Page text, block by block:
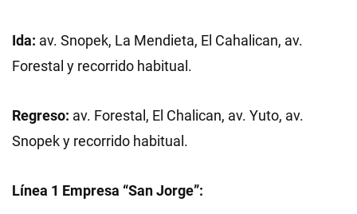
Ida: av. Snopek, La Mendieta, El Cahalican, av.
Forestal y recorrido habitual.
Regreso: av. Forestal, El Chalican, av. Yuto, av.
Snopek y recorrido habitual.
Línea 1 Empresa “San Jorge”: